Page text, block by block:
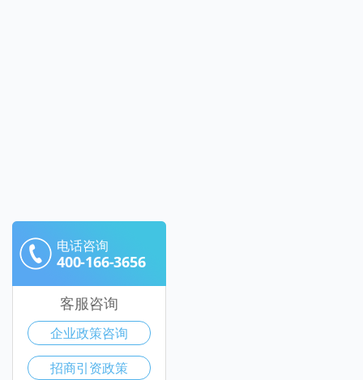
电话咨询
400-166-3656
客服咨询
企业政策咨询
招商引资政策